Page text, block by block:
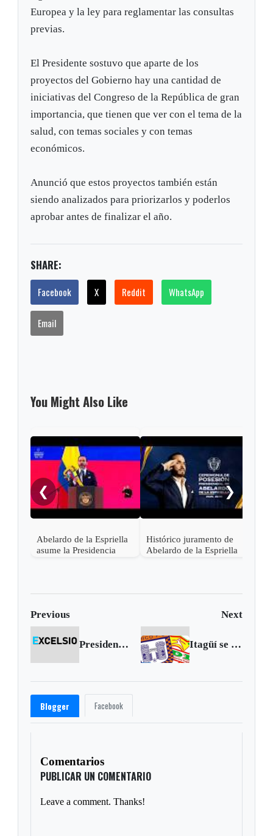
Europea y la ley para reglamentar las consultas
previas.
El Presidente sostuvo que aparte de los
proyectos del Gobierno hay una cantidad de
iniciativas del Congreso de la República de gran
importancia, que tienen que ver con el tema de la
salud, con temas sociales y con temas
económicos.
Anunció que estos proyectos también están
siendo analizados para priorizarlos y poderlos
aprobar antes de finalizar el año.
SHARE:
Facebook X Reddit WhatsApp
Email
You Might Also Like
❮
Abelardo de la Espriella
asume la Presidencia
Histórico juramento de
Abelardo de la Espriella
❯
Previous Next
Presidente Santos se reunion con el candidate opositor de Venezuela Itagüí se llevó un punto de Tunja
Blogger Facebook
Comentarios
PUBLICAR UN COMENTARIO
Leave a comment. Thanks!